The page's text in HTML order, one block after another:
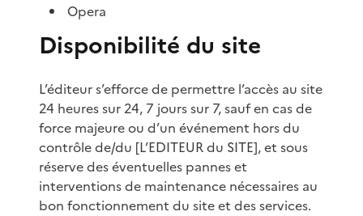
Opera
Disponibilité du site
L’éditeur s’efforce de permettre l’accès au site
24 heures sur 24, 7 jours sur 7, sauf en cas de
force majeure ou d’un événement hors du
contrôle de/du [L’EDITEUR du SITE], et sous
réserve des éventuelles pannes et
interventions de maintenance nécessaires au
bon fonctionnement du site et des services.